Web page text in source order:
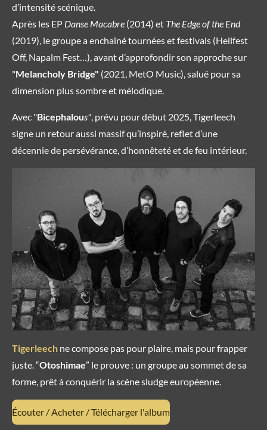
d’intensité scénique.
Après les EP Danse Macabre (2014) et The Edge of the End
(2019), le groupe a enchaîné tournées et festivals (Hellfest
Off, Napalm Fest…), avant d’approfondir son approche sur
"Melancholy Bridge" (2021, MetO Music), salué pour sa
dimension plus sombre et mélodique.
Avec "Bicephalous" , prévu pour début 2025, Tigerleech
signe un retour aussi massif qu’inspiré, reflet d’une
décennie de persévérance, d’honnêteté et de feu intérieur.
Tigerleech ne compose pas pour plaire, mais pour frapper
juste. “Otoshimae” le prouve : un groupe au sommet de sa
forme, prêt à conquérir la scène sludge européenne.
Écouter / Acheter / Télécharger l'album